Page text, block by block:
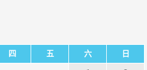
四 五 六 日